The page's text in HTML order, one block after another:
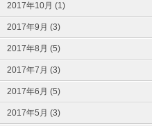
2017年10月 (1)
2017年9月 (3)
2017年8月 (5)
2017年7月 (3)
2017年6月 (5)
2017年5月 (3)